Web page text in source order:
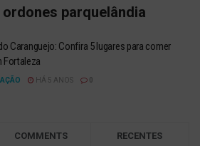
parquelândia
Caranguejo: Confira 5 lugares para comer
Fortaleza
HÁ 5 ANOS
COMMENTS RECENTES